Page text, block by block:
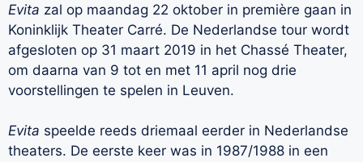
Evita zal op maandag 22 oktober in première gaan in
Koninklijk Theater Carré. De Nederlandse tour wordt
afgesloten op 31 maart 2019 in het Chassé Theater,
om daarna van 9 tot en met 11 april nog drie
voorstellingen te spelen in Leuven.
Evita speelde reeds driemaal eerder in Nederlandse
theaters. De eerste keer was in 1987/1988 in een